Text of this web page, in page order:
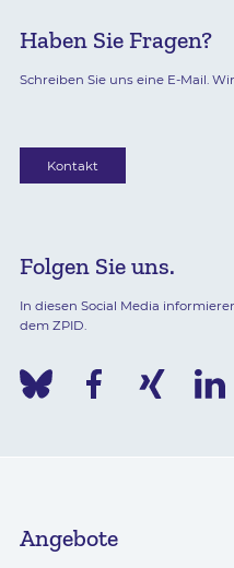
Haben Sie Fragen?
Schreiben Sie uns eine E-Mail.
Kontakt
Folgen Sie uns.
In diesen Social Media
dem ZPID.
Angebote